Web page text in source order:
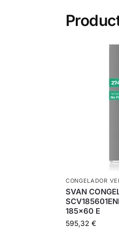
CONGELADOR
SVAN
185×60 E
595,32 €